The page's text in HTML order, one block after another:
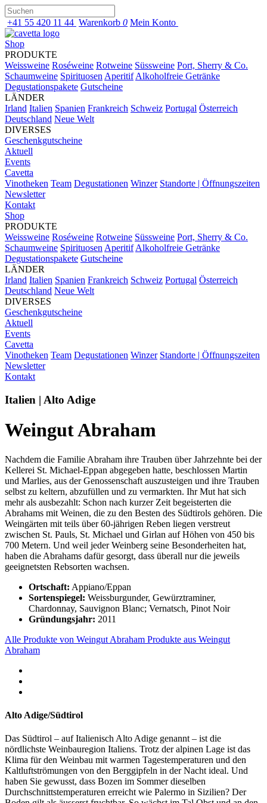
+41 55 420 11 44 Warenkorb 0 Mein Konto
Shop
PRODUKTE
Weissweine Roséweine Rotweine Süssweine Port, Sherry & Co.
Schaumweine Spirituosen Aperitif Alkoholfreie Getränke
Degustationspakete Gutscheine
LÄNDER
Irland Italien Spanien Frankreich Schweiz Portugal Österreich
Deutschland Neue Welt
DIVERSES
Geschenkgutscheine
Aktuell
Events
Cavetta
Vinotheken Team Degustationen Winzer Standorte | Öffnungszeiten
Newsletter
Kontakt
Shop
PRODUKTE
Weissweine Roséweine Rotweine Süssweine Port, Sherry & Co.
Schaumweine Spirituosen Aperitif Alkoholfreie Getränke
Degustationspakete Gutscheine
LÄNDER
Irland Italien Spanien Frankreich Schweiz Portugal Österreich
Deutschland Neue Welt
DIVERSES
Geschenkgutscheine
Aktuell
Events
Cavetta
Vinotheken Team Degustationen Winzer Standorte | Öffnungszeiten
Newsletter
Kontakt
Italien | Alto Adige
Weingut Abraham
Nachdem die Familie Abraham ihre Trauben über Jahrzehnte bei der
Kellerei St. Michael-Eppan abgegeben hatte, beschlossen Martin
und Marlies, aus der Genossenschaft auszusteigen und ihre Trauben
selbst zu keltern, abzufüllen und zu vermarkten. Ihr Mut hat sich
mehr als ausbezahlt: Schon nach kurzer Zeit begeisterten die
Abrahams mit Weinen, die zu den Besten des Südtirols gehören. Die
Weingärten mit teils über 60-jährigen Reben liegen verstreut
zwischen St. Pauls, St. Michael und Girlan auf Höhen von 450 bis
700 Metern. Und weil jeder Weinberg seine Besonderheiten hat,
haben die Abrahams dafür gesorgt, dass überall nur die jeweils
geeignetsten Rebsorten wachsen.
Ortschaft: Appiano/Eppan
Sortenspiegel: Weissburgunder, Gewürztraminer,
Chardonnay, Sauvignon Blanc; Vernatsch, Pinot Noir
Gründungsjahr: 2011
Alle Produkte von Weingut Abraham Produkte aus Weingut
Abraham
Alto Adige/Südtirol
Das Südtirol – auf Italienisch Alto Adige genannt – ist die
nördlichste Weinbauregion Italiens. Trotz der alpinen Lage ist das
Klima für den Weinbau mit warmen Tagestemperaturen und den
Kaltluftströmungen von den Berggipfeln in der Nacht ideal. Und
haben Sie gewusst, dass Bozen im Sommer dieselben
Durchschnittstemperaturen erreicht wie Palermo in Sizilien? Der